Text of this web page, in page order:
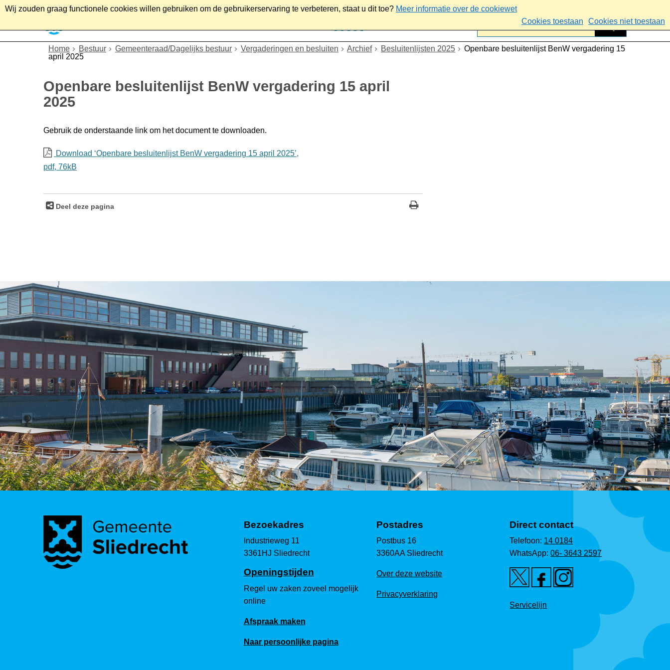
Wij zouden graag functionele cookies willen gebruiken om de gebruikerservaring te verbeteren, staat u dit toe? Meer informatie over de cookiewet
Cookies toestaan
Cookies niet toestaan
Home Bestuur Gemeenteraad/Dagelijks bestuur Vergaderingen en besluiten Archief Besluitenlijsten 2025
Openbare besluitenlijst BenW vergadering 15
april 2025
Openbare besluitenlijst BenW vergadering 15 april
2025
Gebruik de onderstaande link om het document te downloaden.
Download ‘Openbare besluitenlijst BenW vergadering 15 april 2025’,
pdf, 76kB
Deel deze pagina
Bezoekadres
Industrieweg 11
3361HJ Sliedrecht
Openingstijden
Regel uw zaken zoveel mogelijk
online
Afspraak maken
Naar persoonlijke pagina
Postadres
Postbus 16
3360AA Sliedrecht
Over deze website
Privacyverklaring
Direct contact
Telefoon: 14 0184
WhatsApp:06- 3643 2597
Servicelijn